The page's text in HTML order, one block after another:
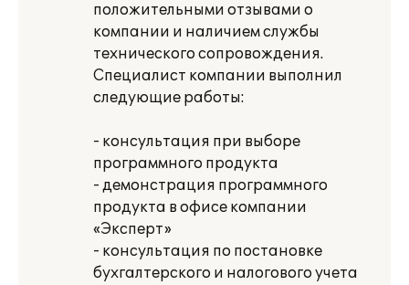
положительными отзывами о
компании и наличием службы
технического сопровождения.
Специалист компании выполнил
следующие работы:
- консультация при выборе
программного продукта
- демонстрация программного
продукта в офисе компании
«Эксперт»
- консультация по постановке
бухгалтерского и налогового учета